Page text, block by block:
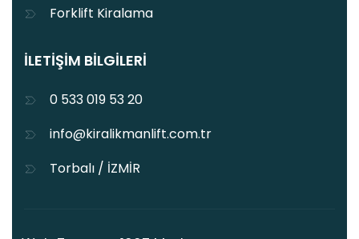
Forklift Kiralama
İLETIŞIM BILGILERI
0 533 019 53 20
info@kiralikmanlift.com.tr
Torbalı / İZMİR